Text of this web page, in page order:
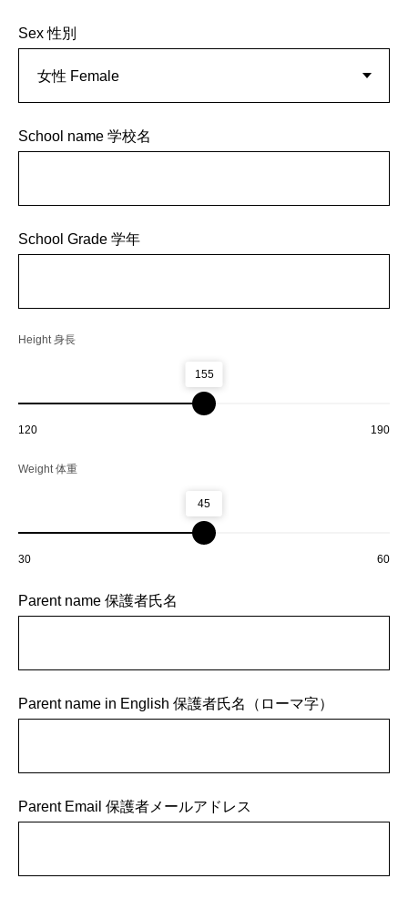
Sex 性別
School name 学校名
School Grade 学年
Height 身長
155
120 190
Weight 体重
45
30 60
Parent name 保護者氏名
Parent name in English 保護者氏名（ローマ字）
Parent Email 保護者メールアドレス